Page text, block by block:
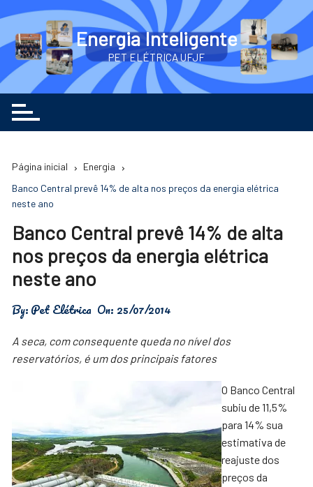
o
conteúdo
Energia Inteligente
PET ELÉTRICA UFJF
Página inicial
Energia
Banco Central prevê 14% de alta nos preços da energia elétrica
neste ano
Banco Central prevê 14% de alta
nos preços da energia elétrica
neste ano
By:Pet Elétrica On: 25/07/2014
A seca, com consequente queda no nível dos
reservatórios, é um dos principais fatores
O Banco Central
subiu de 11,5%
para 14% sua
estimativa de
reajuste dos
preços da